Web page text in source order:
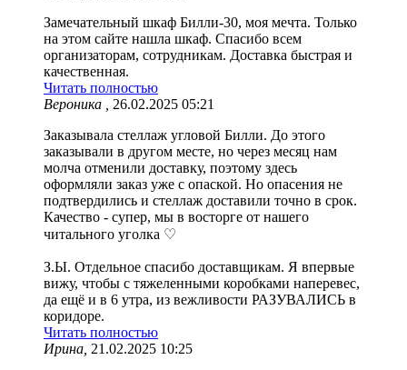
Замечательный шкаф Билли-30, моя мечта. Только
на этом сайте нашла шкаф. Спасибо всем
организаторам, сотрудникам. Доставка быстрая и
качественная.
Читать полностью
Вероника ,
26.02.2025 05:21
Заказывала стеллаж угловой Билли. До этого
заказывали в другом месте, но через месяц нам
молча отменили доставку, поэтому здесь
оформляли заказ уже с опаской. Но опасения не
подтвердились и стеллаж доставили точно в срок.
Качество - супер, мы в восторге от нашего
читального уголка ♡
З.Ы. Отдельное спасибо доставщикам. Я впервые
вижу, чтобы с тяжеленными коробками наперевес,
да ещё и в 6 утра, из вежливости РАЗУВАЛИСЬ в
коридоре.
Читать полностью
Ирина, 21.02.2025 10:25